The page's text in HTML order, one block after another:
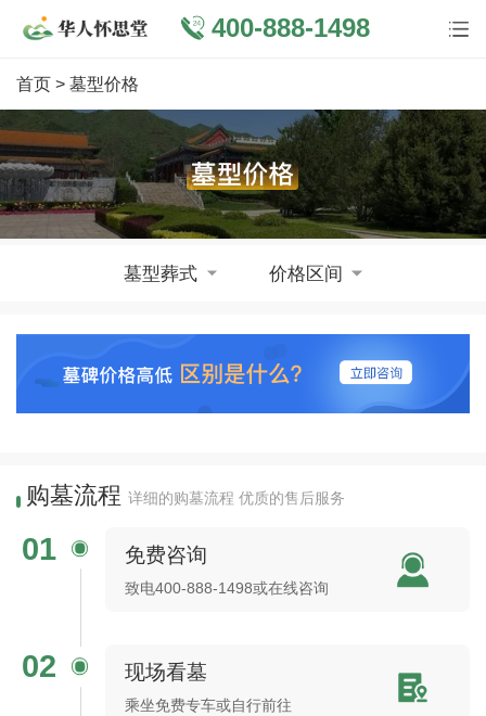
400-888-1498
首页 > 墓型价格
墓型葬式 价格区间
购墓流程 详细的购墓流程 优质的售后服务
01 免费咨询
致电400-888-1498或在线咨询
02 现场看墓
乘坐免费专车或自行前往